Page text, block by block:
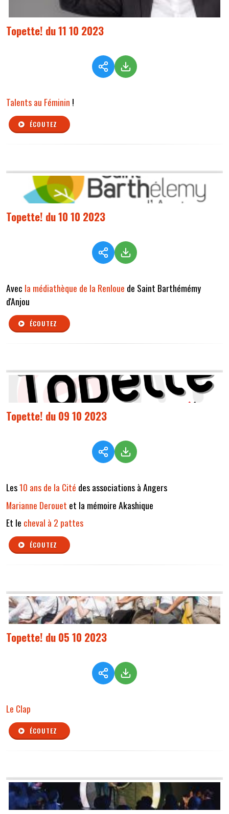
Topette! du 11 10 2023
Talents au Féminin !
ÉCOUTEZ
Topette! du 10 10 2023
Avec la médiathèque de la Renloue de Saint Barthémémy
d'Anjou
ÉCOUTEZ
Topette! du 09 10 2023
Les10 ans de la Cité des associations à Angers
Marianne Derouet et la mémoire Akashique
Et le cheval à 2 pattes
ÉCOUTEZ
Topette! du 05 10 2023
Le Clap
ÉCOUTEZ